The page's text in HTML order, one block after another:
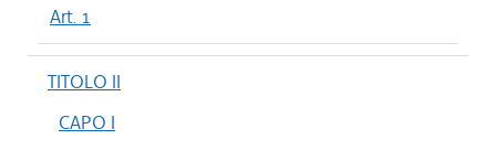
Art. 1
TITOLO II
CAPO I